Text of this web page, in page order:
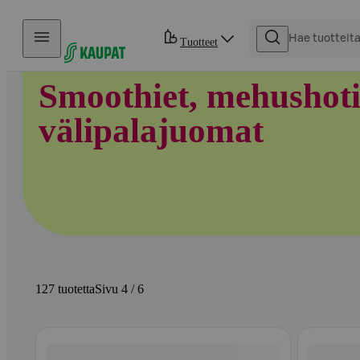
Hyppää sisältöön
Tuotteet
Smoothiet,
välipalajuomat
127 tuotettaSivu 4 / 6